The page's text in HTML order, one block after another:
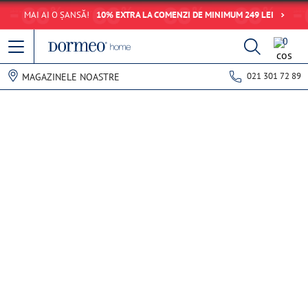
MAI AI O ȘANSĂ! 10% EXTRA LA COMENZI DE MINIMUM 249 LEI
0
MAGAZINELE NOASTRE 021 301 72 89